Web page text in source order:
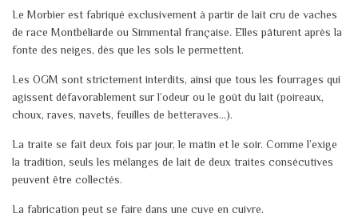
Le Morbier est fabriqué exclusivement à partir de lait cru de vaches
de race Montbéliarde ou Simmental française. Elles pâturent après la
fonte des neiges, dès que les sols le permettent.
Les OGM sont strictement interdits, ainsi que tous les fourrages qui
agissent défavorablement sur l’odeur ou le goût du lait (poireaux,
choux, raves, navets, feuilles de betteraves…).
La traite se fait deux fois par jour, le matin et le soir. Comme l’exige
la tradition, seuls les mélanges de lait de deux traites consécutives
peuvent être collectés.
La fabrication peut se faire dans une cuve en cuivre.